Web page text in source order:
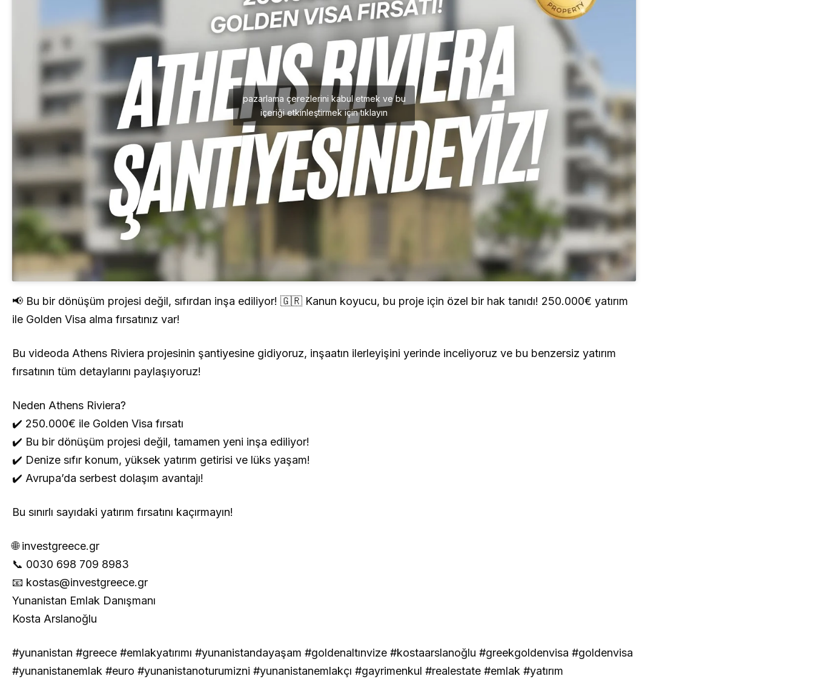
pazarlama çerezlerini kabul etmek ve bu
içeriği etkinleştirmek için tıklayın
📢 Bu bir dönüşüm projesi değil, sıfırdan inşa ediliyor! 🇬🇷 Kanun koyucu, bu proje için özel bir hak tanıdı! 250.000€ yatırım
ile Golden Visa alma fırsatınız var!
Bu videoda Athens Riviera projesinin şantiyesine gidiyoruz, inşaatın ilerleyişini yerinde inceliyoruz ve bu benzersiz yatırım
fırsatının tüm detaylarını paylaşıyoruz!
Neden Athens Riviera?
✔️ 250.000€ ile Golden Visa fırsatı
✔️ Bu bir dönüşüm projesi değil, tamamen yeni inşa ediliyor!
✔️ Denize sıfır konum, yüksek yatırım getirisi ve lüks yaşam!
✔️ Avrupa’da serbest dolaşım avantajı!
Bu sınırlı sayıdaki yatırım fırsatını kaçırmayın!
🌐 investgreece.gr
📞 0030 698 709 8983
📧 kostas@investgreece.gr
Yunanistan Emlak Danışmanı
Kosta Arslanoğlu
#yunanistan #greece #emlakyatırımı #yunanistandayaşam #goldenaltınvize #kostaarslanoğlu #greekgoldenvisa #goldenvisa
#yunanistanemlak #euro #yunanistanoturumizni #yunanistanemlakçı #gayrimenkul #realestate #emlak #yatırım